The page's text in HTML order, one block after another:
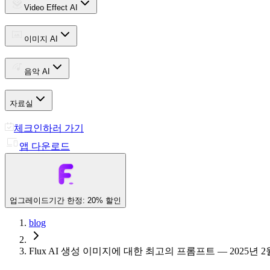
Video Effect AI
이미지 AI
음악 AI
자료실
체크인하러 가기
앱 다운로드
업그레이드기간 한정: 20% 할인
blog
Flux AI 생성 이미지에 대한 최고의 프롬프트 — 2025년 2